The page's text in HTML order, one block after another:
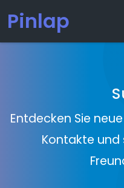
Pinlap
Entdecken Sie
Kontakte und